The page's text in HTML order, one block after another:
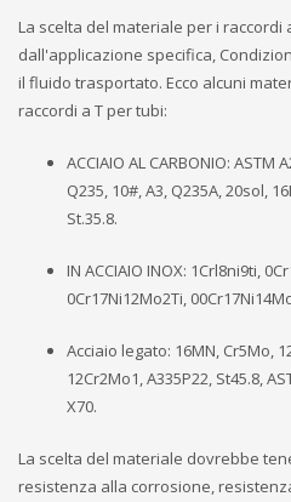
La scelta del materiale per i raccordi
dall'applicazione specifica,
il fluido trasportato. Ecco alcuni
raccordi a T per tubi:
ACCIAIO AL CARBONIO: ASTM
Q235, 10#, A3, Q235A, 20sol,
St.35.8.
IN ACCIAIO INOX: 1Crl8ni9ti,
0Cr17Ni12Mo2Ti,
Acciaio legato: 16MN, Cr5Mo,
12Cr2Mo1, A335P22, St45.8,
X70.
La scelta del materiale dovrebbe
resistenza alla corrosione,